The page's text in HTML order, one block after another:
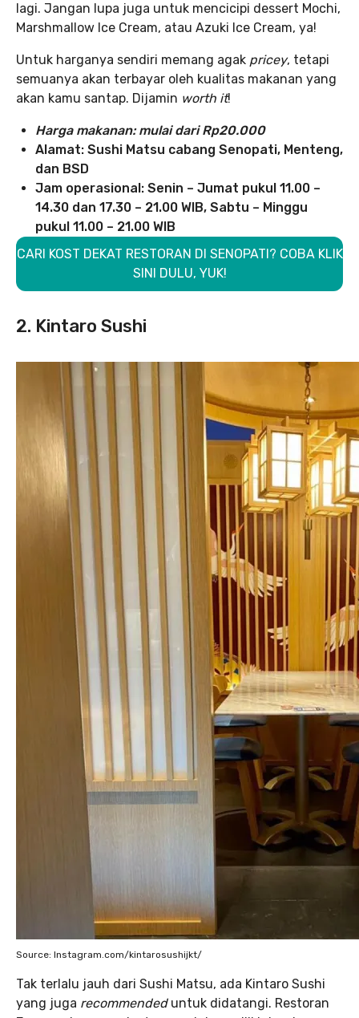
lagi. Jangan lupa juga untuk mencicipi dessert Mochi,
Marshmallow Ice Cream, atau Azuki Ice Cream, ya!
Untuk harganya sendiri memang agak pricey, tetapi
semuanya akan terbayar oleh kualitas makanan yang
akan kamu santap. Dijamin worth it!
Harga makanan: mulai dari Rp20.000
Alamat: Sushi Matsu cabang Senopati, Menteng,
dan BSD
Jam operasional: Senin – Jumat pukul 11.00 –
14.30 dan 17.30 – 21.00 WIB, Sabtu – Minggu
pukul 11.00 – 21.00 WIB
CARI KOST DEKAT RESTORAN DI SENOPATI? COBA KLIK
SINI DULU, YUK!
2. Kintaro Sushi
Source: Instagram.com/kintarosushijkt/
Tak terlalu jauh dari Sushi Matsu, ada Kintaro Sushi
yang juga recommendeduntuk didatangi. Restoran